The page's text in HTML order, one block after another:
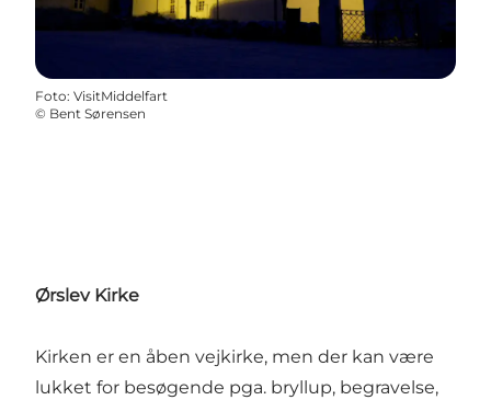
Foto: VisitMiddelfart
© Bent Sørensen
Ørslev Kirke
Kirken er en åben vejkirke, men der kan være
lukket for besøgende pga. bryllup, begravelse,